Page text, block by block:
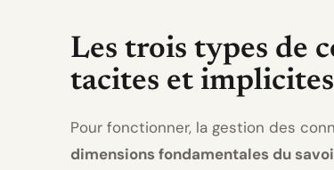
Les trois types de
tacites et implicites
Pour fonctionner, la gestion des
dimensions fondamentales du